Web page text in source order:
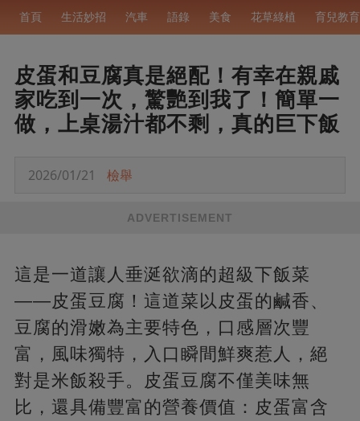
首頁 生活妙招 汽車 語錄 美食 花草綠植 育兒教育
皮蛋和豆腐真是絕配！有幸在親戚
家吃到一次，驚艷到我了！簡單一
做，上桌湯汁都不剩，真的巨下飯
2026/01/21 檢舉
ADVERTISEMENT
這是一道讓人垂涎欲滴的超級下飯菜
——皮蛋豆腐！這道菜以皮蛋的鹹香、
豆腐的滑嫩為主要特色，口感層次豐
富，風味獨特，入口瞬間鮮爽惹人，絕
對是米飯殺手。皮蛋豆腐不僅美味無
比，還具備豐富的營養價值：皮蛋富含